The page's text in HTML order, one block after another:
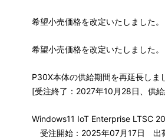
希望小売価格を改定いたしました。
希望小売価格を改定いたしました。
P30X本体の供給期間を再延長しま
[受注終了：2027年10月28日、供
Windows11 IoT Enterprise LTSC
受注開始：2025年07月17日 出